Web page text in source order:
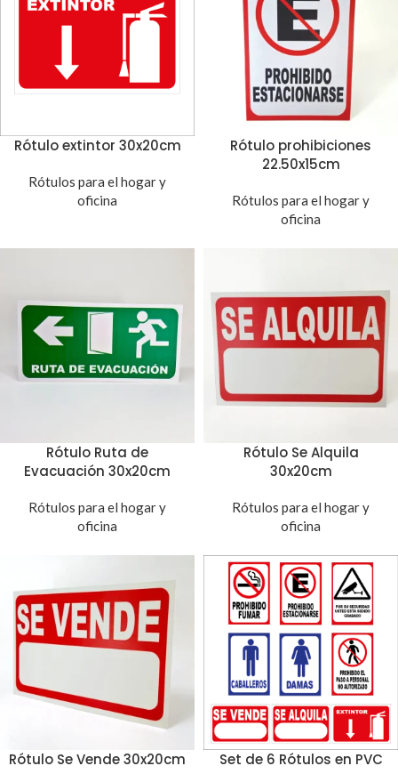
Rótulo extintor 30x20cm
Rótulos para el hogar y
oficina
Rótulo prohibiciones
22.50x15cm
Rótulos para el hogar y
oficina
Rótulo Ruta de
Evacuación 30x20cm
Rótulos para el hogar y
oficina
Rótulo Se Alquila
30x20cm
Rótulos para el hogar y
oficina
Rótulo Se Vende 30x20cm Set de 6 Rótulos en PVC